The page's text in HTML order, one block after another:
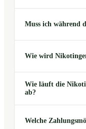
Muss ich während
Wie wird
Wie läuft die
ab?
Welche